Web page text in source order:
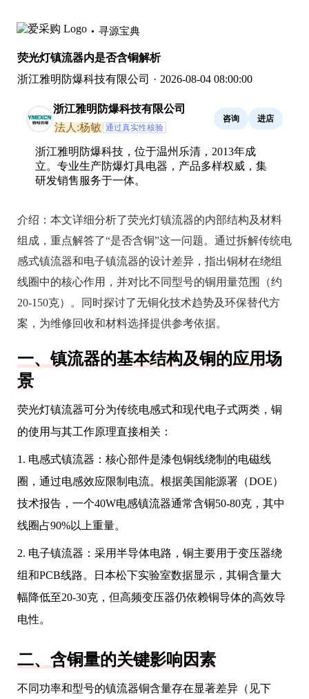
寻源宝典
荧光灯镇流器内是否含铜解析
浙江雅明防爆科技有限公司 · 2026-08-04 08:00:00
浙江雅明防爆科技有限公司
法人:杨敏 通过真实性核验
咨询 进店
浙江雅明防爆科技，位于温州乐清，2013年成
立。专业生产防爆灯具电器，产品多样权威，集
研发销售服务于一体。
介绍： 本文详细分析了荧光灯镇流器的内部结构及材料
组成，重点解答了“是否含铜”这一问题。通过拆解传统电
感式镇流器和电子镇流器的设计差异，指出铜材在绕组
线圈中的核心作用，并对比不同型号的铜用量范围（约
20-150克）。同时探讨了无铜化技术趋势及环保替代方
案，为维修回收和材料选择提供参考依据。
一、镇流器的基本结构及铜的应用场
景
荧光灯镇流器可分为传统电感式和现代电子式两类，铜
的使用与其工作原理直接相关：
1. 电感式镇流器：核心部件是漆包铜线绕制的电磁线
圈，通过电感效应限制电流。根据美国能源署（DOE）
技术报告，一个40W电感镇流器通常含铜50-80克，其中
线圈占90%以上重量。
2. 电子镇流器：采用半导体电路，铜主要用于变压器绕
组和PCB线路。日本松下实验室数据显示，其铜含量大
幅降低至20-30克，但高频变压器仍依赖铜导体的高效导
电性。
二、含铜量的关键影响因素
不同功率和型号的镇流器铜含量存在显著差异（见下